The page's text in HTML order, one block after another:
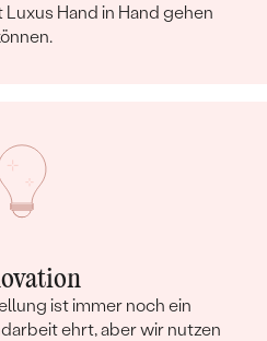
Hand in Hand gehen
ist immer noch ein
ehrt, aber wir nutzen